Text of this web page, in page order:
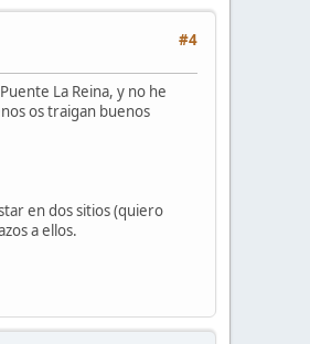
#4
La Reina, y no he
os traigan buenos
en dos sitios (quiero
a ellos.